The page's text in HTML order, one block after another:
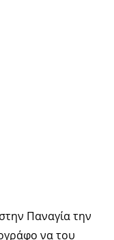
Παναγία την
να του